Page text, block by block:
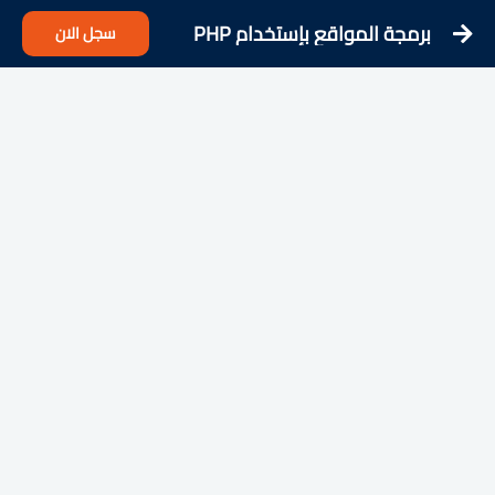
برمجة المواقع بإستخدام PHP سجل الان